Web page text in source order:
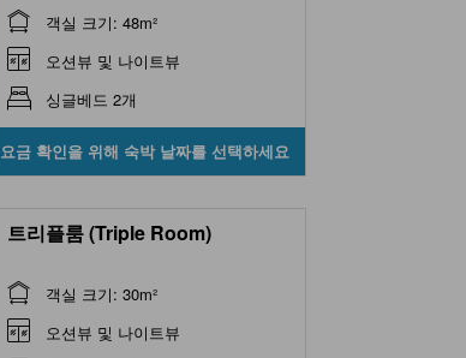
객실 크기: 48m²
오션뷰 및 나이트뷰
싱글베드 2개
요금 확인을 위해 숙박 날짜를 선택하세요
트리플룸 (Triple Room)
객실 크기: 30m²
오션뷰 및 나이트뷰